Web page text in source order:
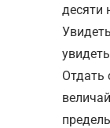
десяти
Отдать